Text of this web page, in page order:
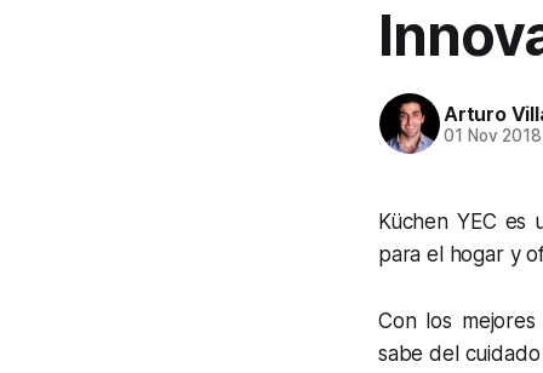
Arturo
01 Nov 2018
Küchen YEC es
para el hogar y
Con los
sabe del